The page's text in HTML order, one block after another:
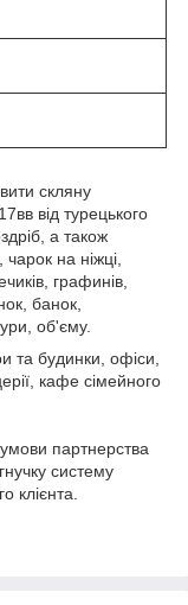
скляну
від турецького
а також
на ніжці,
графинів,
банок,
об'єму.
та будинки, офіси,
кафе сімейного
партнерства
систему
клієнта.